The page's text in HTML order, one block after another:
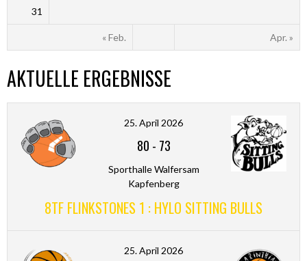
« Feb. Apr. »
31
AKTUELLE ERGEBNISSE
25. April 2026
80 - 73
Sporthalle Walfersam
Kapfenberg
8TF FLINKSTONES 1 : HYLO SITTING BULLS
25. April 2026